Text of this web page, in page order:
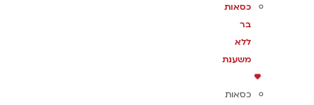
כסאות
בר
ללא
משענת
כסאות